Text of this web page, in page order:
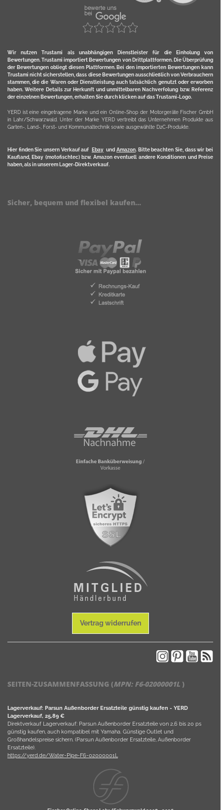
Wir nutzen Trustami als unabhängigen Dienstleister für die Einholung von
Bewertungen. Trustami importiert Bewertungen von Drittplattformen. Die Überprüfung
der Bewertungen obliegt diesen Plattformen. Bei den importierten Bewertungen kann
Trustami nicht sicherstellen, dass diese Bewertungen ausschließlich von Verbrauchern
stammen, die die Waren oder Dienstleistung auch tatsächlich genutzt oder erworben
haben. Weitere Details zur Herkunft und unmittelbaren Nachverfolung bzw. Referenz
der einzelnen Bewertungen, erhalten Sie durch klicken auf das Trustami-Logo.
YERD ist eine eingetragene Marke und ein Online-Shop der Motorgeräte Fischer GmbH
in Lahr/Schwarzwald. Unter der Marke YERD vertreibt das Unternehmen Produkte aus
Garten-, Land-, Forst- und Kommunaltechnik sowie ausgewählte D2C-Produkte.
Hier finden Sie unsern Verkauf auf Ebayund Amazon. Bitte beachten Sie, dass wir bei
Kaufland, Ebay (motofischtec) bzw. Amazon eventuell andere Konditionen und Preise
haben, als in unserem Lager-Direktverkauf.
Sicher, bequem und flexibel kaufen...
Vertrag widerrufen
SEITEN-ZUSAMMENFASSUNG (MPN: F6-02000001L )
Lagerverkauf: Parsun Außenborder Ersatzteile günstig kaufen - YERD
Lagerverkauf, 25,89 €
Direktverkauf Lagerverkauf: Parsun Außenborder Ersatzteile von 2,6 bis 20 ps
günstig kaufen, auch kompatibel mit Yamaha. Günstige Outlet und
Großhandelspreise sichern. (Parsun Außenborder Ersatzteile, Außenborder
Ersatzteile).
https://yerd.de/Water-Pipe-F6-02000001L